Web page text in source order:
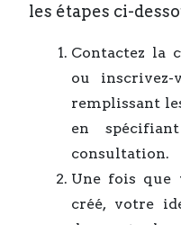
les étapes ci-
Contactez la
ou
remplissant
en
consultation.
Une fois que
créé, votre